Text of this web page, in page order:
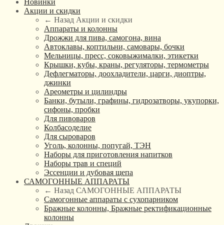
Акции и скидки
← Назад Акции и скидки
Аппараты и колонны
Дрожжи для пива, самогона, вина
Автоклавы, коптильни, самовары, бочки
Мельницы, пресс, соковыжималки, этикетки
Крышки, кубы, краны, регуляторы, термометры
Дефлегматоры, доохладители, царги, диоптры,
джинки
Ареометры и цилиндры
Банки, бутыли, графины, гидрозатворы, укупорки,
сифоны, пробки
Для пивоваров
Колбасоделие
Для сыроваров
Уголь, колонны, попугай, ТЭН
Наборы для приготовления напитков
Наборы трав и специй
Эссенции и дубовая щепа
САМОГОННЫЕ АППАРАТЫ
← Назад САМОГОННЫЕ АППАРАТЫ
Самогонные аппараты с сухопарником
Бражные колонны, Бражные ректификационные
колонны